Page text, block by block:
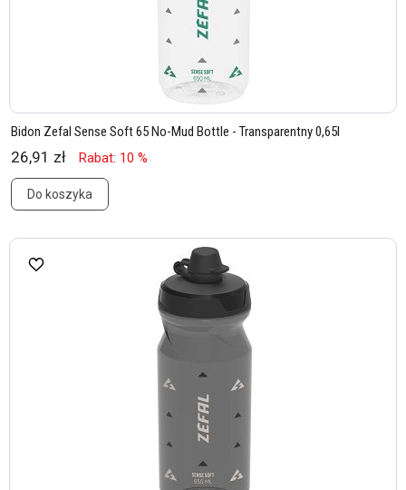
Bidon Zefal Sense Soft 65 No-Mud Bottle - Transparentny 0,65l
26,91 zł Rabat: 10 %
Do koszyka